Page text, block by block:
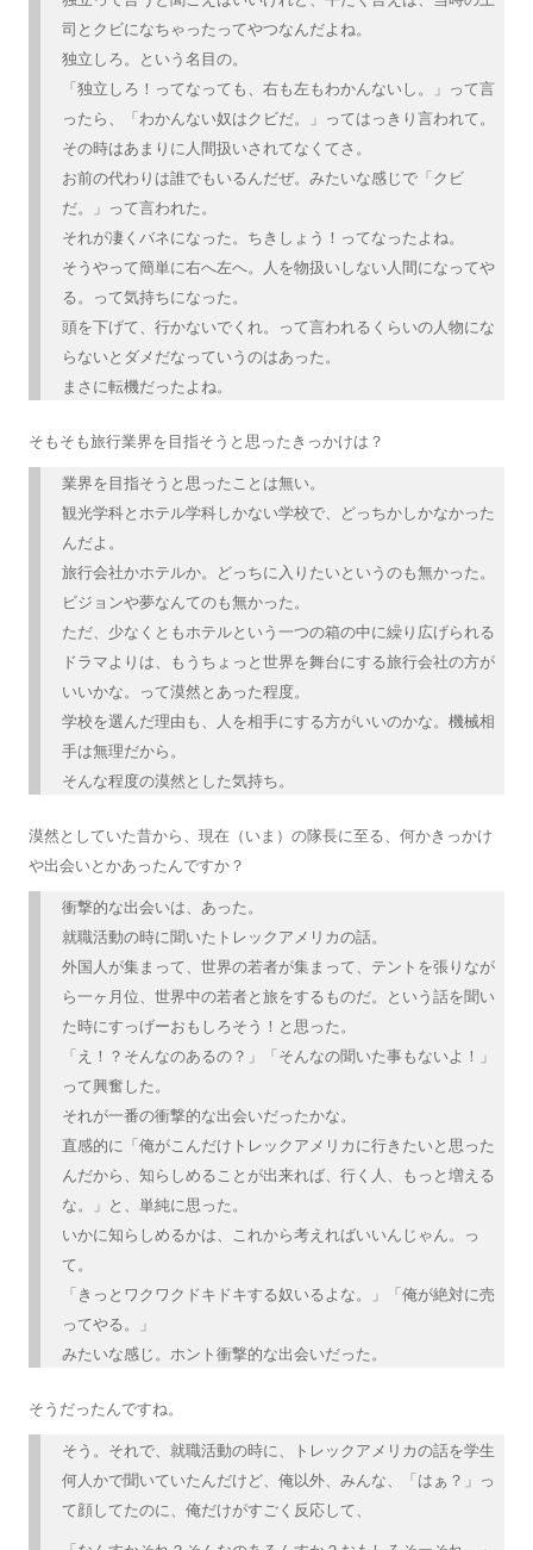
司とクビになちゃったってやつなんだよね。
独立しろ。という名目の。
「独立しろ！ってなっても、右も左もわかんないし。」って言
ったら、「わかんない奴はクビだ。」ってはっきり言われて。
その時はあまりに人間扱いされてなくてさ。
お前の代わりは誰でもいるんだぜ。みたいな感じで「クビ
だ。」って言われた。
それが凄くバネになった。ちきしょう！ってなったよね。
そうやって簡単に右へ左へ。人を物扱いしない人間になってや
る。って気持ちになった。
頭を下げて、行かないでくれ。って言われるくらいの人物にな
らないとダメだなっていうのはあった。
まさに転機だったよね。
そもそも旅行業界を目指そうと思ったきっかけは？
業界を目指そうと思ったことは無い。
観光学科とホテル学科しかない学校で、どっちかしかなかった
んだよ。
旅行会社かホテルか。どっちに入りたいというのも無かった。
ビジョンや夢なんてのも無かった。
ただ、少なくともホテルという一つの箱の中に繰り広げられる
ドラマよりは、もうちょっと世界を舞台にする旅行会社の方が
いいかな。って漠然とあった程度。
学校を選んだ理由も、人を相手にする方がいいのかな。機械相
手は無理だから。
そんな程度の漠然とした気持ち。
漠然としていた昔から、現在（いま）の隊長に至る、何かきっかけ
や出会いとかあったんですか？
衝撃的な出会いは、あった。
就職活動の時に聞いたトレックアメリカの話。
外国人が集まって、世界の若者が集まって、テントを張りなが
ら一ヶ月位、世界中の若者と旅をするものだ。という話を聞い
た時にすっげーおもしろそう！と思った。
「え！？そんなのあるの？」「そんなの聞いた事もないよ！」
って興奮した。
それが一番の衝撃的な出会いだったかな。
直感的に「俺がこんだけトレックアメリカに行きたいと思った
んだから、知らしめることが出来れば、行く人、もっと増える
な。」と、単純に思った。
いかに知らしめるかは、これから考えればいいんじゃん。っ
て。
「きっとワクワクドキドキする奴いるよな。」「俺が絶対に売
ってやる。」
みたいな感じ。ホント衝撃的な出会いだった。
そうだったんですね。
そう。それで、就職活動の時に、トレックアメリカの話を学生
何人かで聞いていたんだけど、俺以外、みんな、「はぁ？」っ
て顔してたのに、俺だけがすごく反応して、